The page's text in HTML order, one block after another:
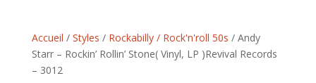
Accueil / Styles / Rockabilly / Rock'n'roll 50s / Andy
Starr – Rockin’ Rollin’ Stone( Vinyl, LP )Revival Records
– 3012